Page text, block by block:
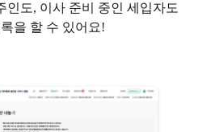
인도, 이사 준비 중인 세입자도
을 할 수 있어요!